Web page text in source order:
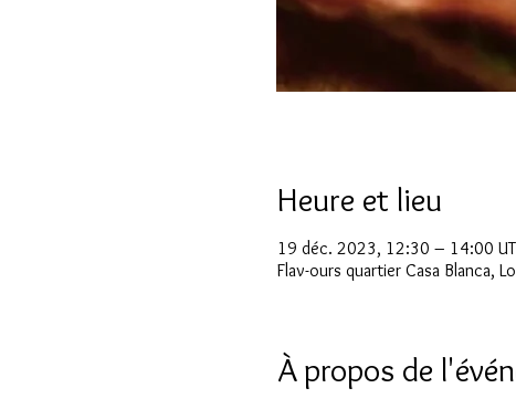
Heure et lieu
19 déc. 2023, 12:30 – 14:00
Flav-ours quartier Casa Blanca,
À propos de